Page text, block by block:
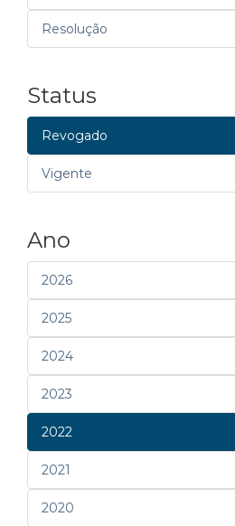
Resolução
Status
Revogado
Vigente
Ano
2026
2025
2024
2023
2022
2021
2020